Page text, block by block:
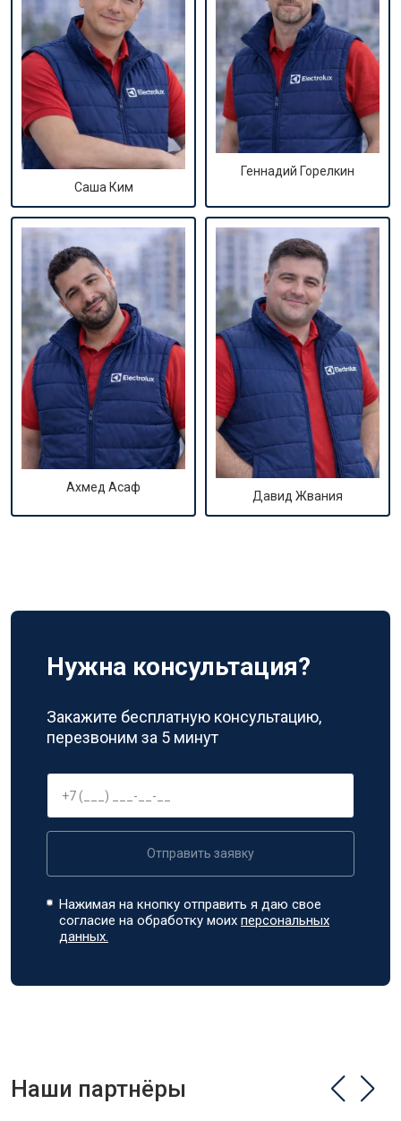
Саша Ким
Геннадий Горелкин
Ахмед Асаф
Давид Жвания
Нужна консультация?
Закажите бесплатную консультацию,
перезвоним за 5 минут
Отправить заявку
Нажимая на кнопку отправить я даю свое
согласие на обработку моихперсональных
данных.
Наши партнёры